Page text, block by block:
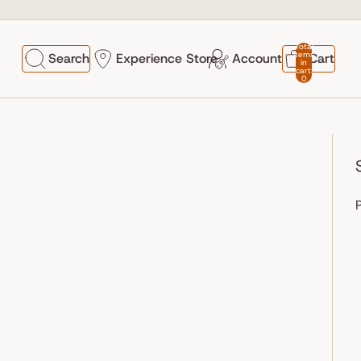
Search Experience Store Account
Total
items
in
cart:
0
Cart